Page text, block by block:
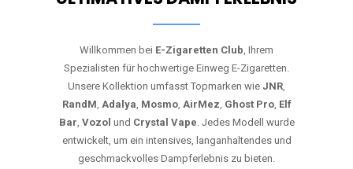
Willkommen bei E-Zigaretten Club, Ihrem
Spezialisten für hochwertige Einweg E-Zigaretten.
Unsere Kollektion umfasst Topmarken wie JNR,
RandM, Adalya, Mosmo, AirMez, Ghost Pro, Elf
Bar, Vozol und Crystal Vape. Jedes Modell wurde
entwickelt, um ein intensives, langanhaltendes und
geschmackvolles Dampferlebnis zu bieten.